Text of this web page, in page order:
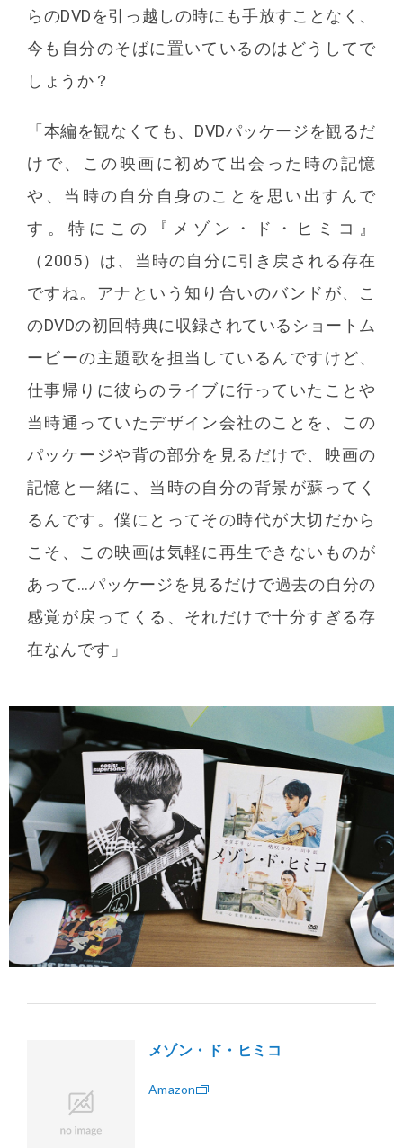
らのDVDを引っ越しの時にも手放すことなく、
今も自分のそばに置いているのはどうしてで
しょうか？
「本編を観なくても、DVDパッケージを観るだ
けで、この映画に初めて出会った時の記憶
や、当時の自分自身のことを思い出すんで
す。特にこの『メゾン・ド・ヒミコ』
（2005）は、当時の自分に引き戻される存在
ですね。アナという知り合いのバンドが、こ
のDVDの初回特典に収録されているショートム
ービーの主題歌を担当しているんですけど、
仕事帰りに彼らのライブに行っていたことや
当時通っていたデザイン会社のことを、この
パッケージや背の部分を見るだけで、映画の
記憶と一緒に、当時の自分の背景が蘇ってく
るんです。僕にとってその時代が大切だから
こそ、この映画は気軽に再生できないものが
あって…パッケージを見るだけで過去の自分の
感覚が戻ってくる、それだけで十分すぎる存
在なんです」
メゾン・ド・ヒミコ
Amazon